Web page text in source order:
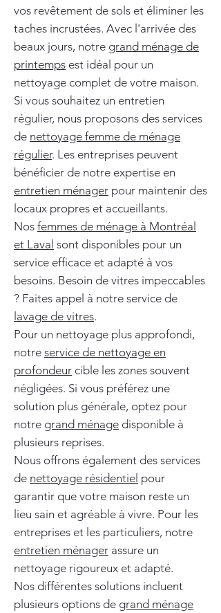
vos revêtement de sols et éliminer les
taches incrustées. Avec l'arrivée des
beaux jours, notre grand ménage de
printemps est idéal pour un
nettoyage complet de votre maison.
Si vous souhaitez un entretien
régulier, nous proposons des services
de nettoyage femme de ménage
régulier. Les entreprises peuvent
bénéficier de notre expertise en
entretien ménager pour maintenir des
locaux propres et accueillants.
Nos femmes de ménage à Montréal
et Laval sont disponibles pour un
service efficace et adapté à vos
besoins. Besoin de vitres impeccables
? Faites appel à notre service de
lavage de vitres.
Pour un nettoyage plus approfondi,
notre service de nettoyage en
profondeur cible les zones souvent
négligées. Si vous préférez une
solution plus générale, optez pour
notre grand ménage disponible à
plusieurs reprises.
Nous offrons également des services
de nettoyage résidentiel pour
garantir que votre maison reste un
lieu sain et agréable à vivre. Pour les
entreprises et les particuliers, notre
entretien ménager assure un
nettoyage rigoureux et adapté.
Nos différentes solutions incluent
plusieurs options de grand ménage